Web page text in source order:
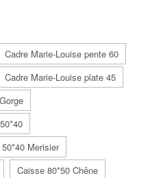
Cadre Marie-Louise pente 60
Cadre Marie-Louise plate 45
Merisier
Caisse 80*50 Chêne